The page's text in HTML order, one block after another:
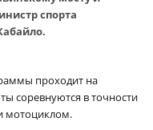
спорта
проходит на
соревнуются в точности
мотоциклом.